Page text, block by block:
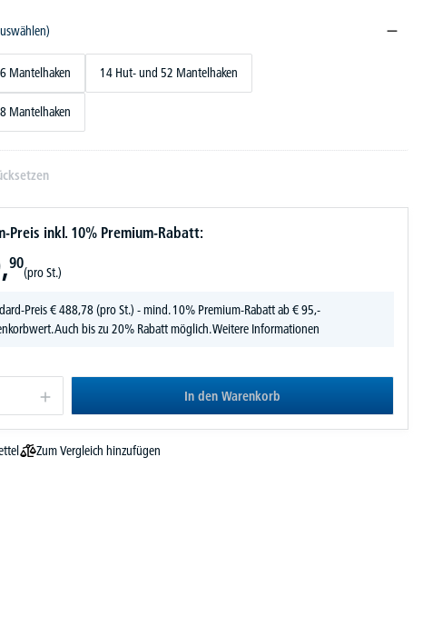
Mantelhaken 14 Hut- und 52 Mantelhaken
Mantelhaken
Preis inkl. 10% Premium-Rabatt:
90
(pro St.)
Preis€488,78(pro St.) - mind. 10% Premium-Rabatt ab € 95,-
Auch bis zu 20% Rabatt möglich.Weitere Informationen
In den Warenkorb
Zum Vergleich hinzufügen